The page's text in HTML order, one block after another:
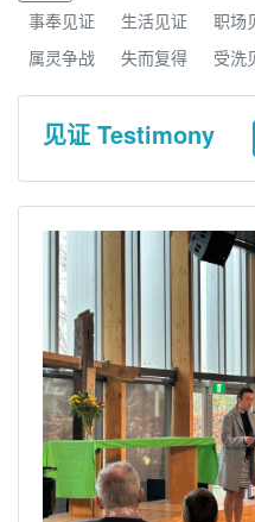
事奉见证
生活见证 职场
属灵争战
失而复得 受洗
见证 Testimony